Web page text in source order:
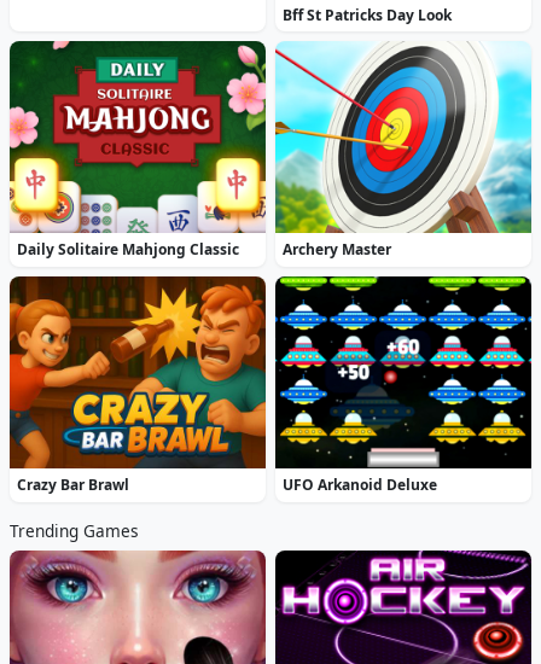
Bff St Patricks Day Look
Daily Solitaire Mahjong Classic Archery Master
Crazy Bar Brawl UFO Arkanoid Deluxe
Trending Games